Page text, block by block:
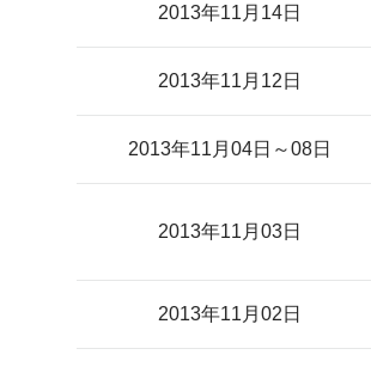
2013年11月14日
2013年11月12日
2013年11月04日～08日
2013年11月03日
2013年11月02日